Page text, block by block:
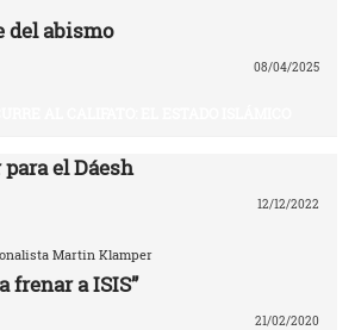
del abismo
08/04/2025
el Dáesh
12/12/2022
Martin Klamper
frenar a ISIS”
21/02/2020